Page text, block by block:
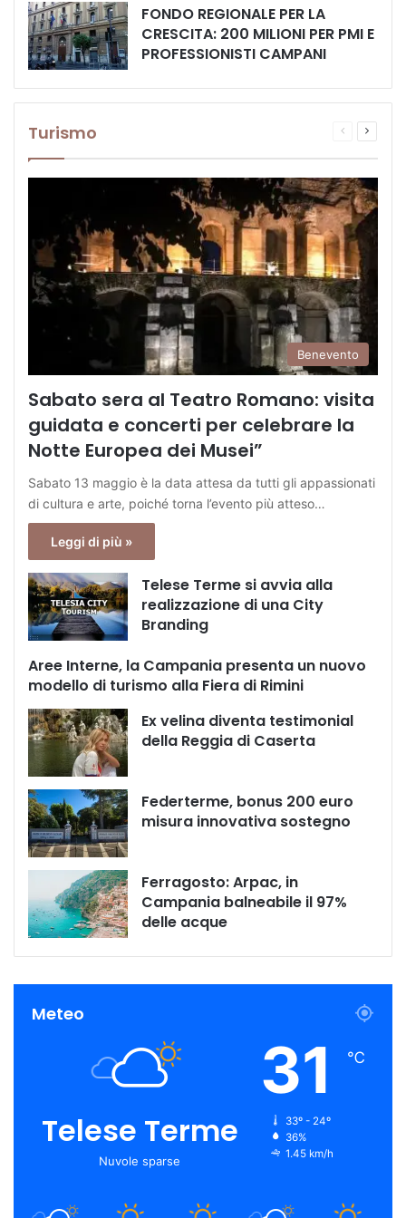
FONDO REGIONALE PER LA
CRESCITA: 200 MILIONI PER PMI E
PROFESSIONISTI CAMPANI
Turismo
Pagina
Benevento
Sabato sera al Teatro Romano: visita
guidata e concerti per celebrare la
Notte Europea dei Musei”
Sabato 13 maggio è la data attesa da tutti gli appassionati
di cultura e arte, poiché torna l’evento più atteso…
Leggi di più »
Telese Terme si avvia alla
realizzazione di una City
Branding
Aree Interne, la Campania presenta un nuovo
modello di turismo alla Fiera di Rimini
Ex velina diventa testimonial
della Reggia di Caserta
Federterme, bonus 200 euro
misura innovativa sostegno
Ferragosto: Arpac, in
Campania balneabile il 97%
delle acque
Meteo
Telese Terme
Nuvole sparse
31 ℃
33º - 24º
36%
1.45 km/h